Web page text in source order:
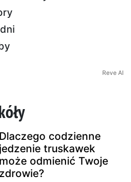
Reve AI
Dlaczego codzienne
jedzenie truskawek
może odmienić Twoje
zdrowie?